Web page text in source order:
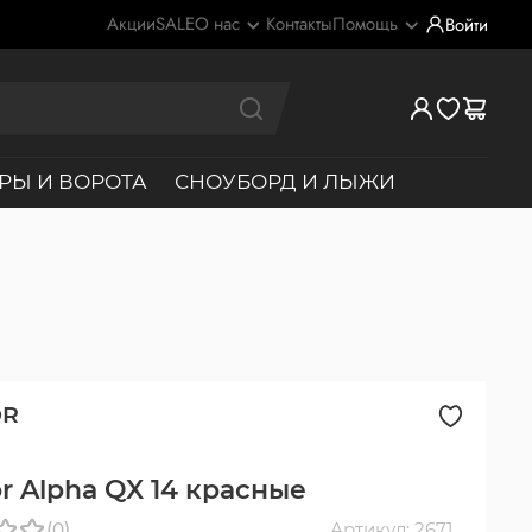
АкцииSALEО нас КонтактыПомощь Войти
И ВОРОТА СНОУБОРД И ЛЫЖИ
Alpha QX 14 красные